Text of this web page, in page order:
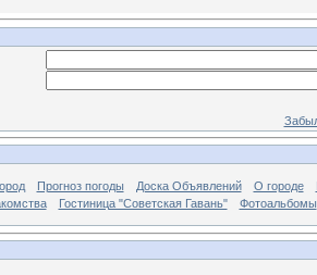
Прогноз погоды Доска Объявлений О городе
Гостиница "Советская Гавань" Фотоальбомы